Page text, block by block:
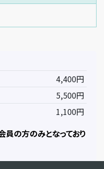
4,400円
5,500円
1,100円
の方のみとなっており